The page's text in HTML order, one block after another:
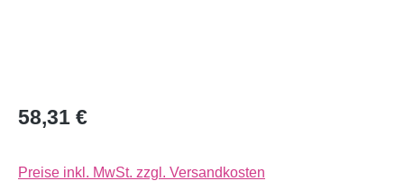
58,31 €
Preise inkl. MwSt. zzgl. Versandkosten